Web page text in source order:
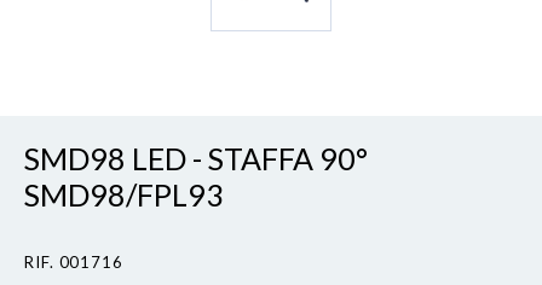
SMD98 LED - STAFFA 90°
SMD98/FPL93
RIF. 001716